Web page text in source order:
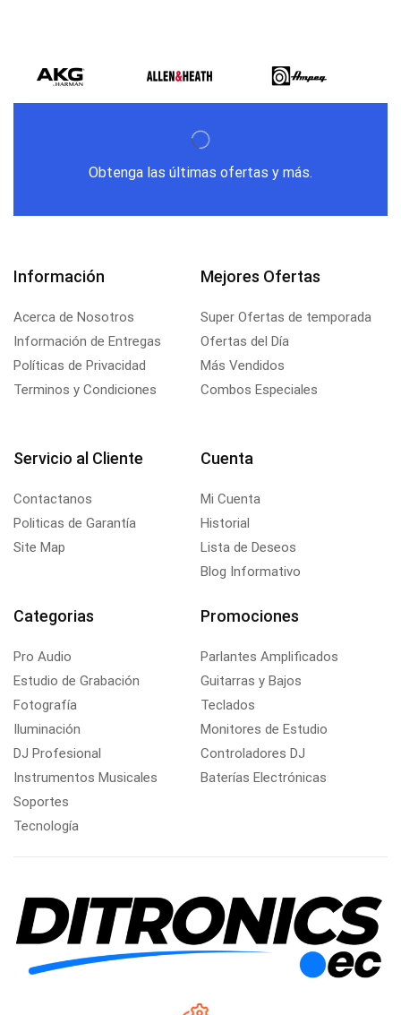
Obtenga las últimas ofertas y más.
Información
Acerca de Nosotros
Información de Entregas
Políticas de Privacidad
Terminos y Condiciones
Mejores Ofertas
Super Ofertas de temporada
Ofertas del Día
Más Vendidos
Combos Especiales
Servicio al Cliente
Contactanos
Politicas de Garantía
Site Map
Cuenta
Mi Cuenta
Historial
Lista de Deseos
Blog Informativo
Categorias
Pro Audio
Estudio de Grabación
Fotografía
Iluminación
DJ Profesional
Instrumentos Musicales
Soportes
Tecnología
Promociones
Parlantes Amplificados
Guitarras y Bajos
Teclados
Monitores de Estudio
Controladores DJ
Baterías Electrónicas